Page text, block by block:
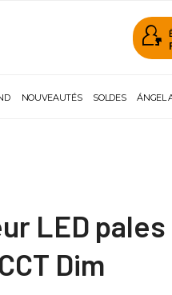
NOUVEAUTÉS SOLDES ÁNGEL
LED
Dim